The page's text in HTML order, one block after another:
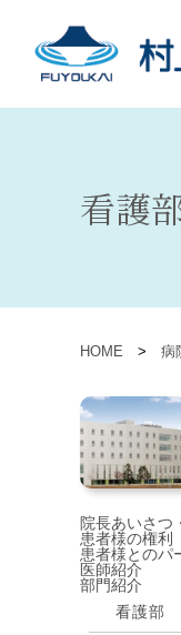
看護
HOME > 病
院長あいさつ
患者様の権利
患者様とのパ
医師紹介
部門紹介
看護部